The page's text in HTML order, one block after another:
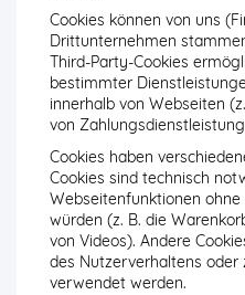
Cookies können von uns
Drittunternehmen
Third-Party-Cookies
bestimmter
innerhalb von Webseiten
von
Cookies haben
Cookies sind technisch
Webseitenfunktionen
würden (z. B. die
von Videos). Andere
des Nutzerverhaltens oder
verwendet werden.